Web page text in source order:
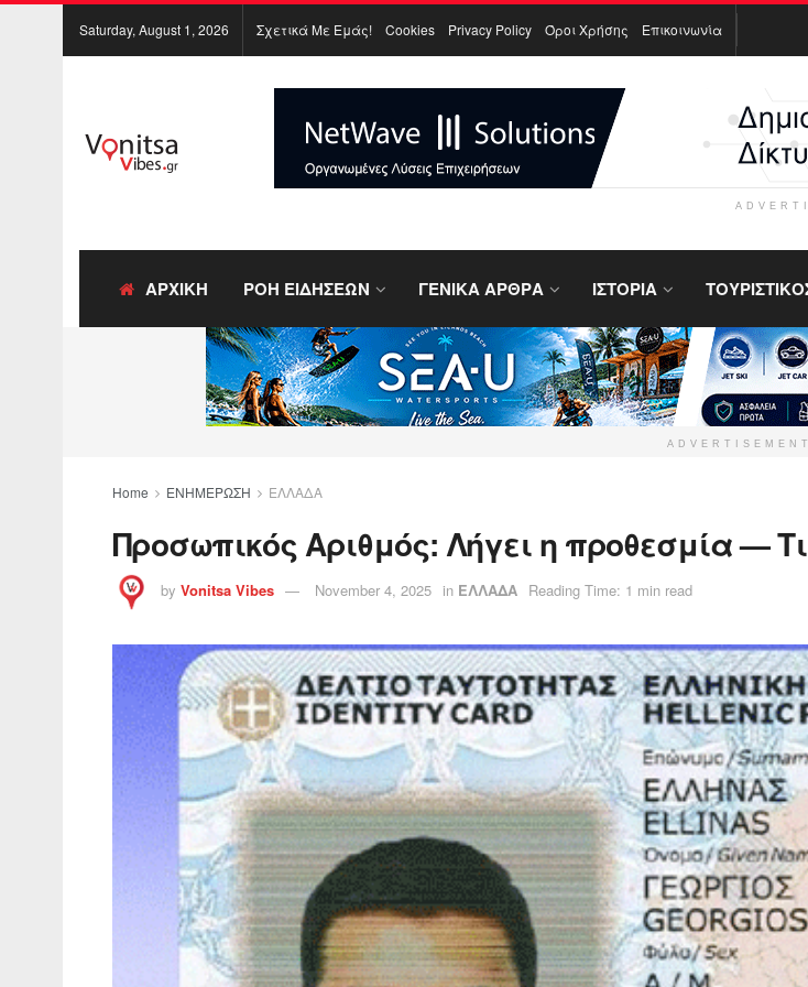
Saturday, August 1, 2026 Σχετικά Με Εμάς! Cookies Privacy Policy Όροι Χρήσης Επικοινωνία
ΑΡΧΙΚΗ ΡΟΗ ΕΙΔΗΣΕΩΝ ΓΕΝΙΚΑ ΑΡΘΡΑ ΙΣΤΟΡΙΑ
ADVERTISEMENT
Home ΕΝΗΜΕΡΩΣΗ ΕΛΛΑΔΑ
Προσωπικός Αριθμός: Λήγει η προθεσμία —
by Vonitsa Vibes November 4, 2025 in ΕΛΛΑΔΑ Reading Time: 1 min read